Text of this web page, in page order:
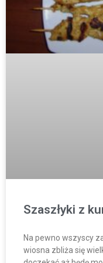
Szaszłyki z
Na pewno wszyscy
wiosna zbliża się